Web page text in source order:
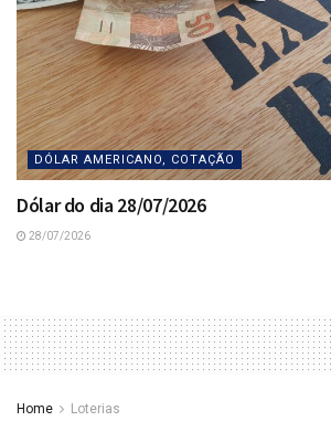
DÓLAR AMERICANO, COTAÇÃO
Dólar do dia 28/07/2026
28/07/2026
Home Loterias